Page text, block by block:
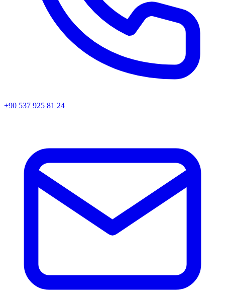
+90 537 925 81 24